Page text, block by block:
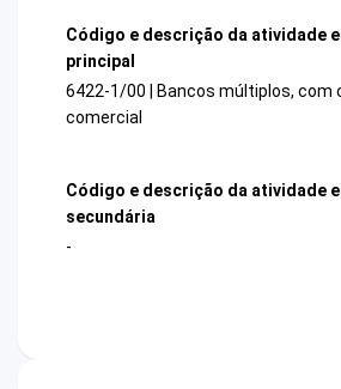
Código e descrição da atividade
principal
6422-1/00 | Bancos múltiplos, com
comercial
Código e descrição da atividade
secundária
-